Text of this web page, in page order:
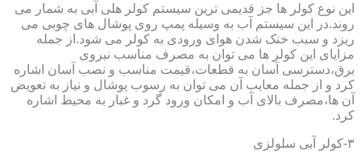
این نوع کولر ها جز قدیمی ترین سیستم کولر هلی آبی به شمار می
روند.در این سیستم آب به وسیله پمپ روی پوشال های چوبی می
ریزد و سبب خنک شدن هوای ورودی به کولر می شود.از جمله
مزایای این کولر ها می توان به مصرف مناسب نیروی
برق،دسترسی آسان به قطعات،قیمت مناسب و نصب آسان اشاره
کرد و از جمله معایب آن می توان به رسوب پوشال و نیاز به تعویض
آن ها،مصرف بالای آب و امکان ورود گرد و غبار به محیط اشاره
کرد.
۳-کولر آبی سلولزی